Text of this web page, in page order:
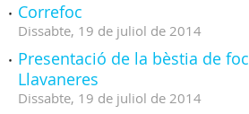
Correfoc
Dissabte, 19 de juliol de 2014
Presentació de la bèstia de
Llavaneres
Dissabte, 19 de juliol de 2014